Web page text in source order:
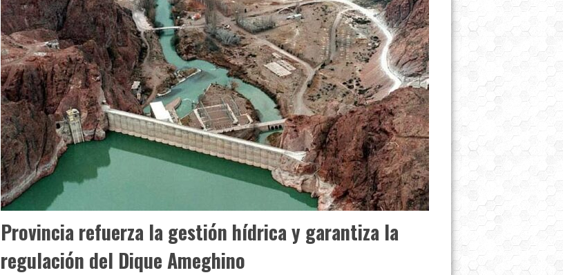
Provincia refuerza la gestión hídrica y garantiza la
regulación del Dique Ameghino